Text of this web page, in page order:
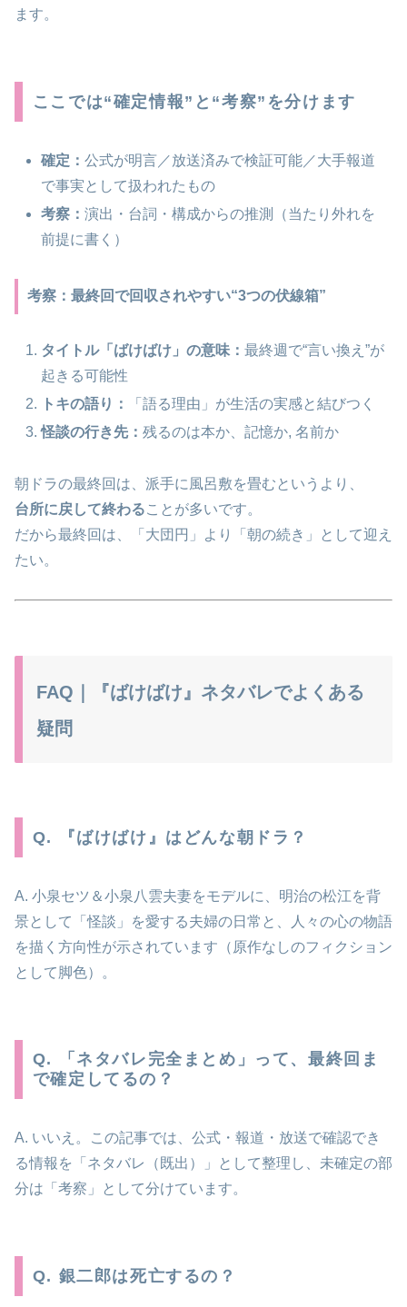
ます。
ここでは“確定情報”と“考察”を分けます
確定：公式が明言／放送済みで検証可能／大手報道
で事実として扱われたもの
考察：演出・台詞・構成からの推測（当たり外れを
前提に書く）
考察：最終回で回収されやすい“3つの伏線箱”
タイトル「ばけばけ」の意味：最終週で“言い換え”が
起きる可能性
トキの語り：
「語る理由」が生活の実感と結びつく
怪談の行き先：残るのは本か、記憶か, 名前か
朝ドラの最終回は、派手に風呂敷を畳むというより、
台所に戻して終わることが多いです。
だから最終回は、「大団円」より「朝の続き」として迎え
たい。
FAQ｜『ばけばけ』ネタバレでよくある
疑問
Q. 『ばけばけ』はどんな朝ドラ？
A. 小泉セツ＆小泉八雲夫妻をモデルに、明治の松江を背
景として「怪談」を愛する夫婦の日常と、人々の心の物語
を描く方向性が示されています（原作なしのフィクション
として脚色）。
Q. 「ネタバレ完全まとめ」って、最終回ま
で確定してるの？
A. いいえ。この記事では、公式・報道・放送で確認でき
る情報を「ネタバレ（既出）」として整理し、未確定の部
分は「考察」として分けています。
Q. 銀二郎は死亡するの？